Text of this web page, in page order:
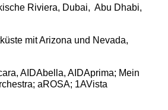
Riviera, Dubai, Abu Dhabi,
mit Arizona und Nevada,
AIDAbella, AIDAprima; Mein
aROSA; 1AVista